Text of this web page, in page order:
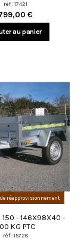
réf : 17421
€
au panier
réapprovisionnement
150 - 146X98X40 -
KG PTC
réf : 15728